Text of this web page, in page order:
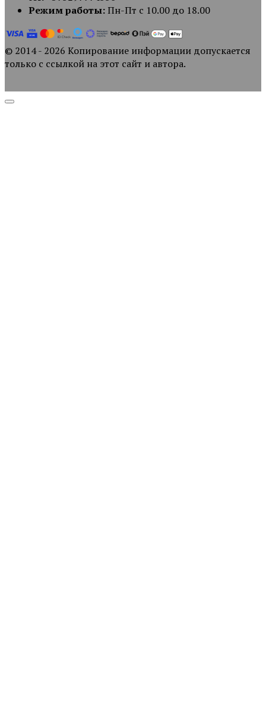
Режим работы:Пн-Пт с 10.00 до 18.00
© 2014 - 2026 Копирование информации допускается
только с ссылкой на этот сайт и автора.